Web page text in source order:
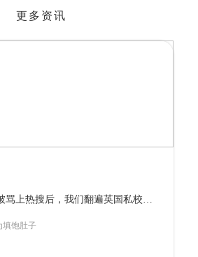
更多资讯
坐拥世界级城堡建筑，这所百年私校如何成为“中学版牛剑”？